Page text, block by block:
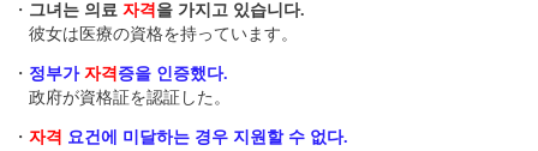
・ 그녀는 의료 자격 을 가지고 있습니다.
彼女は医療の資格を持っています。
・ 정부가 자격 증을 인증했다.
政府が資格証を認証した。
・ 자격 요건에 미달하는 경우 지원할 수 없다.